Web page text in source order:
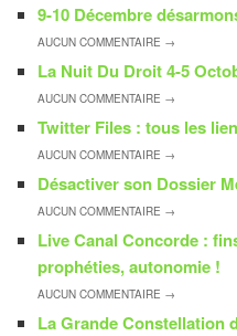
9-10 Décembre
AUCUNCOMMENTAIRE →
La Nuit Du Droit 4-5
AUCUNCOMMENTAIRE →
Twitter Files : tous les
AUCUNCOMMENTAIRE →
Désactiver son Dossier
AUCUNCOMMENTAIRE →
Live Canal Concorde :
prophéties, autonomie !
AUCUNCOMMENTAIRE →
La Grande Constellation